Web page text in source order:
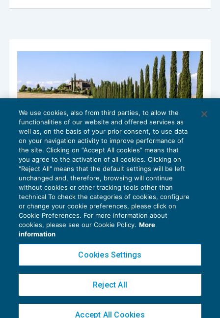
La perdita della qualifica di ruralità dei
fabbricati
AGEVOLAZIONI04/12/2018
diLuigi Scappini
Privacy Policy
Euroconference NEWS è una testata registrata al Tribunale di Milano Reg. n. 8556/2026
We use cookies, also from third parties, to allow the
functionalities of our website and offered services as
well as, on the basis of your prior consent, to use data
on your navigation activity to improve performance of
the site. Clicking on “Accept All cookies” means that
you agree to the activation of all cookies. Clicking on
"Reject All" means that the default settings will be left
unchanged and, therefore, browsing will continue
without cookies or other tracking tools other than
technical To check the categories of cookies, configure
or change your cookie preferences, please click on
Cookie Preferences. For more information about
cookies, please see our Cookie Policy. More
information
Cookies Settings
Reject All
Accept All Cookies